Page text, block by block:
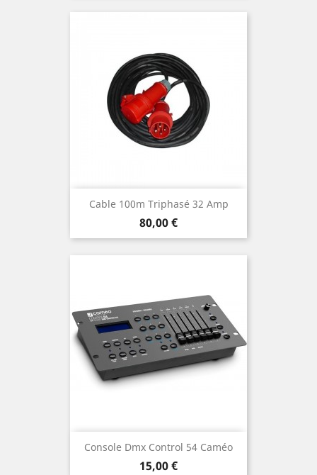
Cable 100m Triphasé 32 Amp
Prix
80,00 €
Console Dmx Control 54 Caméo
Prix
15,00 €